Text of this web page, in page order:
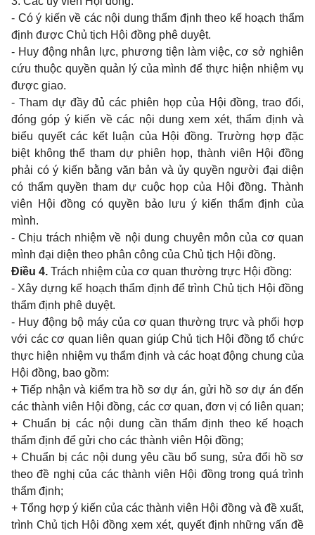
- Có ý kiến về các nội dung thẩm định theo kế hoạch thẩm
định được Chủ tịch Hội đồng phê duyệt.
- Huy động nhân lực, phương tiện làm việc, cơ sở nghiên
cứu thuộc quyền quản lý của mình để thực hiện nhiệm vụ
được giao.
- Tham dự đầy đủ các phiên họp của Hội đồng, trao đổi,
đóng góp ý kiến về các nội dung xem xét, thẩm định và
biểu quyết các kết luận của Hội đồng. Trường hợp đặc
biệt không thể tham dự phiên họp, thành viên Hội đồng
phải có ý kiến bằng văn bản và ủy quyền người đại diện
có thẩm quyền tham dự cuộc họp của Hội đồng. Thành
viên Hội đồng có quyền bảo lưu ý kiến thẩm định của
mình.
- Chịu trách nhiệm về nội dung chuyên môn của cơ quan
mình đại diện theo phân công của Chủ tịch Hội đồng.
Điều 4. Trách nhiệm của cơ quan thường trực Hội đồng:
- Xây dựng kế hoạch thẩm định để trình Chủ tịch Hội đồng
thẩm định phê duyệt.
- Huy động bộ máy của cơ quan thường trực và phối hợp
với các cơ quan liên quan giúp Chủ tịch Hội đồng tổ chức
thực hiện nhiệm vụ thẩm định và các hoạt động chung của
Hội đồng, bao gồm:
+ Tiếp nhận và kiểm tra hồ sơ dự án, gửi hồ sơ dự án đến
các thành viên Hội đồng, các cơ quan, đơn vị có liên quan;
+ Chuẩn bị các nội dung cần thẩm định theo kế hoạch
thẩm định để gửi cho các thành viên Hội đồng;
+ Chuẩn bị các nội dung yêu cầu bổ sung, sửa đổi hồ sơ
theo đề nghị của các thành viên Hội đồng trong quá trình
thẩm định;
+ Tổng hợp ý kiến của các thành viên Hội đồng và đề xuất,
trình Chủ tịch Hội đồng xem xét, quyết định những vấn đề